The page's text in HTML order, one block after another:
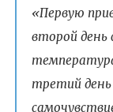
«Первую
второй день
третий день